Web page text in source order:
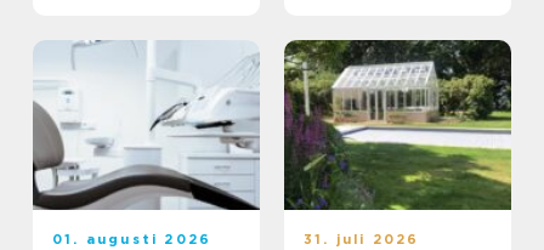
01. augusti 2026 31. juli 2026